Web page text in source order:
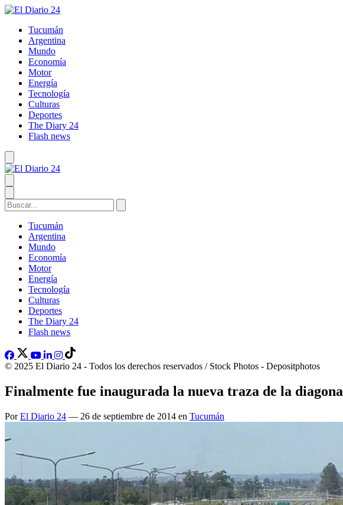
Tucumán
Argentina
Mundo
Economía
Motor
Energía
Tecnología
Culturas
Deportes
The Diary 24
Flash news
Tucumán
Argentina
Mundo
Economía
Motor
Energía
Tecnología
Culturas
Deportes
The Diary 24
Flash news
© 2025 El Diario 24 - Todos los derechos reservados / Stock Photos - Depositphotos
Finalmente fue inaugurada la nueva traza de la
PorEl Diario 24 — 26 de septiembre de 2014 en Tucumán